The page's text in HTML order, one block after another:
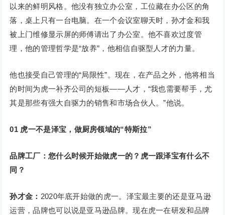
以来的鲜明风格。他没有独立办公室，工位藏在办公区的角
落，桌上只有一台电脑。在一个会议室聊天时，孙才金和我
被上门维修显示屏的师傅请出了办公室。他不喜欢过度管
理，他的管理哲学是“放养”，他相信自驱型人才的力量。
他也接受自己管理的“局限性”。现在，在产品之外，他将相当
的时间为虎一补齐公司的短板——人才，“我也需要帮手，尤
其是那些有强大自驱力的销售和市场合伙人。”他说。
01 虎一不是泽宝，做厨房领域的“特斯拉”
品牌工厂：您什么时候开始做虎一的？虎一跟泽宝有什么不
同？
孙才金： 2020年底开始做的虎一。泽宝最主要的还是亚马逊
运营，品牌也可以说是亚马逊品牌。现在虎一在研发和品牌